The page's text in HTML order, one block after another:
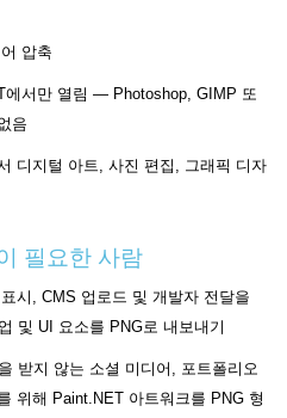
압축
에서만 열림 — Photoshop, GIMP 또
음
디지털 아트, 사진 편집, 그래픽 디자
필요한 사람
시, CMS 업로드 및 개발자 전달을
및 UI 요소를 PNG로 내보내기
받지 않는 소셜 미디어, 포트폴리오
위해 Paint.NET 아트워크를 PNG 형